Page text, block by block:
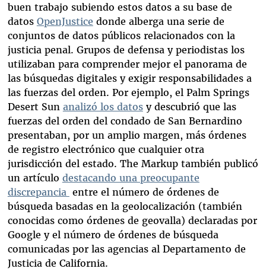
buen trabajo subiendo estos datos a su base de
datos OpenJustice donde alberga una serie de
conjuntos de datos públicos relacionados con la
justicia penal. Grupos de defensa y periodistas los
utilizaban para comprender mejor el panorama de
las búsquedas digitales y exigir responsabilidades a
las fuerzas del orden. Por ejemplo, el Palm Springs
Desert Sun analizó los datosy descubrió que las
fuerzas del orden del condado de San Bernardino
presentaban, por un amplio margen, más órdenes
de registro electrónico que cualquier otra
jurisdicción del estado. The Markup también publicó
un artículo destacando una preocupante
discrepancia entre el número de órdenes de
búsqueda basadas en la geolocalización (también
conocidas como órdenes de geovalla) declaradas por
Google y el número de órdenes de búsqueda
comunicadas por las agencias al Departamento de
Justicia de California.